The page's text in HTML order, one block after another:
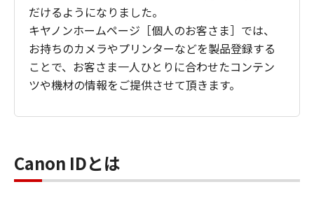
だけるようになりました。
キヤノンホームページ［個人のお客さま］では、
お持ちのカメラやプリンターなどを製品登録する
ことで、お客さま一人ひとりに合わせたコンテン
ツや機材の情報をご提供させて頂きます。
Canon IDとは